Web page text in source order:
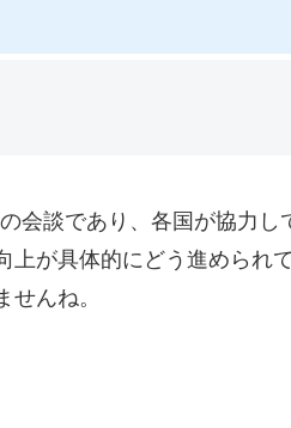
会談であり、各国が協力し
が具体的にどう進められ
んね。